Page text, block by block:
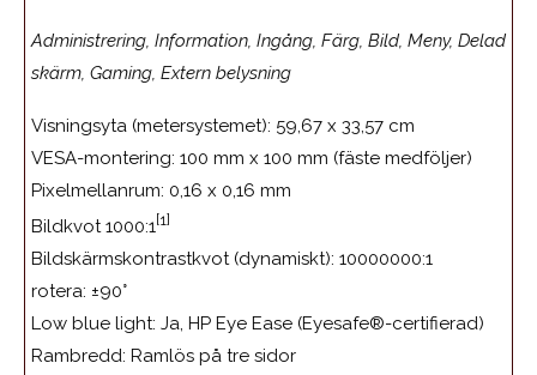
Administrering, Information, Ingång, Färg, Bild, Meny, Delad
skärm, Gaming, Extern belysning
Visningsyta (metersystemet): 59,67 x 33,57 cm
VESA-montering: 100 mm x 100 mm (fäste medföljer)
Pixelmellanrum: 0,16 x 0,16 mm
Bildkvot 1000:1[1]
Bildskärmskontrastkvot (dynamiskt): 10000000:1
rotera: ±90°
Low blue light: Ja, HP Eye Ease (Eyesafe®-certifierad)
Rambredd: Ramlös på tre sidor